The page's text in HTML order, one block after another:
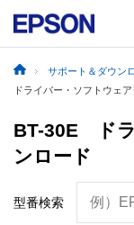
サポート＆ダウン
ドライバー・ソフトウェ
BT-30E ド
ンロード
型番検索 例）